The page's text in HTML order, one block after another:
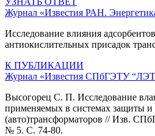
Журнал «Известия РАН.
Исследование влияния
антиокислительных присадок
К ПУБЛИКАЦИИ
Журнал «Известия СПбГЭТУ
Высогорец С. П. Исследование
применяемых в системах защиты и
(авто)трансформаторов // Изв.
№ 5. С. 74-80.